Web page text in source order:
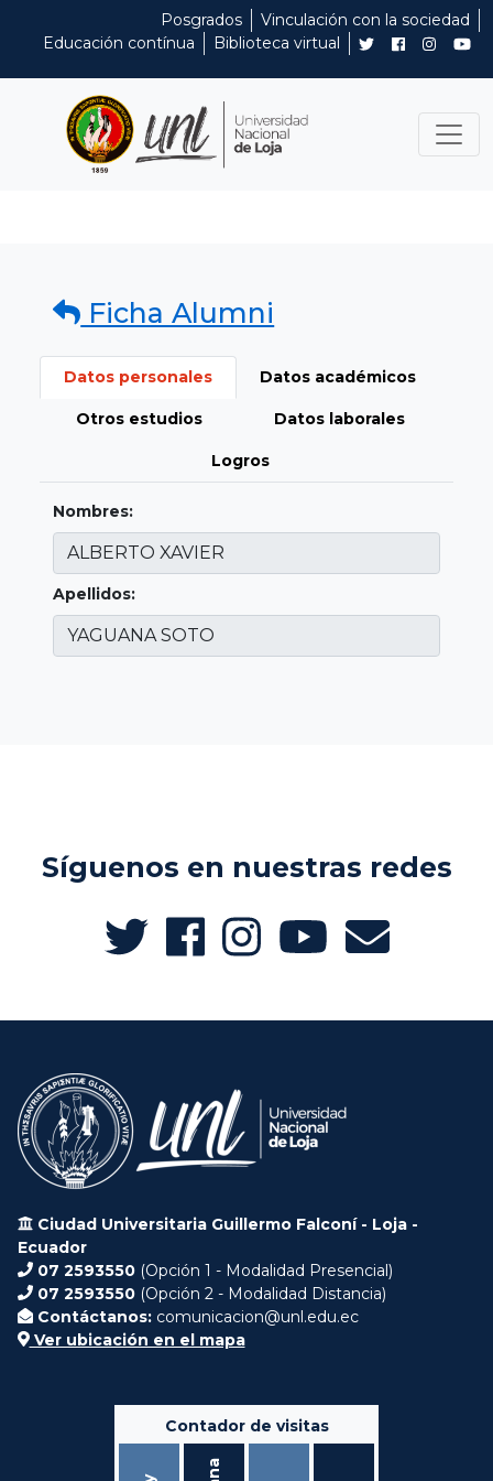
Posgrados
Vinculación con la sociedad
Educación contínua
Biblioteca virtual
Ficha Alumni
Datos personales Datos académicos
Otros estudios Datos laborales
Logros
Nombres:
Apellidos:
Síguenos en nuestras redes
Ciudad Universitaria Guillermo Falconí - Loja -
Ecuador
07 2593550 (Opción 1 - Modalidad Presencial)
07 2593550 (Opción 2 - Modalidad Distancia)
Contáctanos: comunicacion@unl.edu.ec
Ver ubicación en el mapa
Contador de visitas